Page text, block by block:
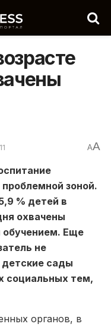
AA
зоной.
% детей в
охвачены
Еще
не
сады
социальных тем,
органов, в